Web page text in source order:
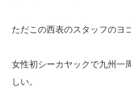
ただこの西表のスタッフのヨ
女性初シーカヤックで九州一
しい。